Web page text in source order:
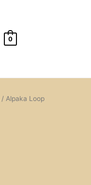
0
/ Alpaka Loop